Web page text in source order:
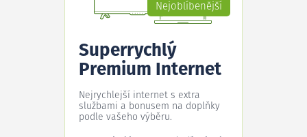
Nejoblíbenější
Superrychlý
Premium Internet
Nejrychlejší internet s extra
službami a bonusem na doplňky
podle vašeho výběru.